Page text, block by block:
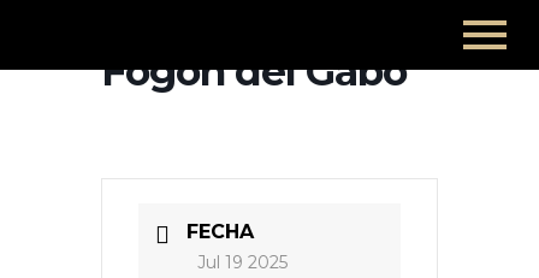
Fogón del Gabo
FECHA
Jul 19 2025